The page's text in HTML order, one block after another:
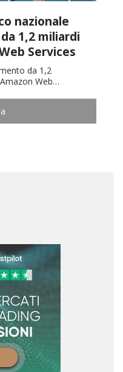
nazionale
1,2 miliardi
Services
da 1,2
Web…